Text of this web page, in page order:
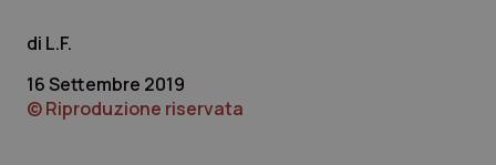
Marche
Molise
Donna & Salute
Epatiti
L.F.
16 Settembre 2019
© Riproduzione riservata